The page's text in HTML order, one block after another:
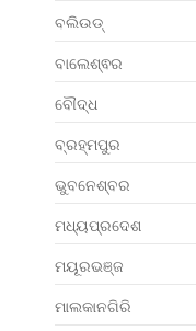
ବଲିଉଡ୍
ବାଲେଶ୍ଵର
ବୌଦ୍ଧ
ବ୍ରହ୍ମପୁର
ଭୁବନେଶ୍ବର
ମଧ୍ୟପ୍ରଦେଶ
ମୟୂରଭଞ୍ଜ
ମାଲକାନଗିରି